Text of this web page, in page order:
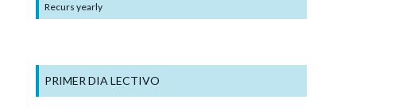
Recurs yearly
PRIMER DIA LECTIVO